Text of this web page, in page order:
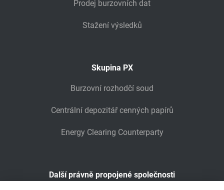
Prodej burzovních dat
Stažení výsledků
Skupina PX
Burzovní rozhodčí soud
Centrální depozitář cenných papírů
Energy Clearing Counterparty
Další právně propojené společnosti